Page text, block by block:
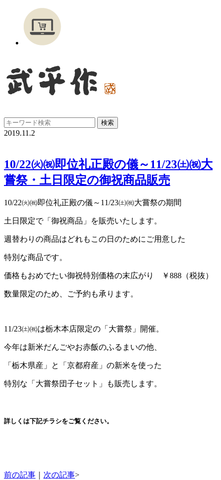
2019.11.2
10/22㈫㈷即位礼正殿の儀～11/23㈯㈷大
嘗祭・土日限定の御祝商品販売
10/22㈫㈷即位礼正殿の儀～11/23㈯㈷大嘗祭の期間
土日限定で「御祝商品」を販売いたします。
週替わりの商品はどれもこの日のためにご用意した
特別な商品です。
価格もおめでたい御祝特別価格の末広がり ￥888（税抜）
数量限定のため、ご予約も承ります。
11/23㈯㈷は栃木本店限定の「大嘗祭」開催。
今年は新米だんごやお赤飯のふるまいの他、
「栃木県産」と「京都府産」の新米を使った
特別な「大嘗祭団子セット」も販売します。
詳しくは下記チラシをご覧ください。
前の記事 次の記事>